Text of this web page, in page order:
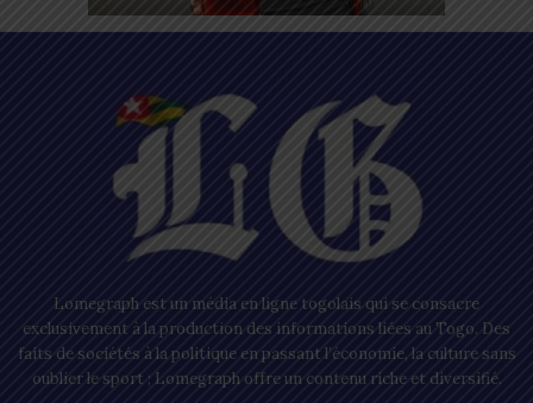
Lomegraph est un média en ligne togolais qui se consacre
exclusivement à la production des informations liées au Togo. Des
faits de sociétés à la politique en passant l’économie, la culture sans
oublier le sport ; Lomegraph offre un contenu riche et diversifié.